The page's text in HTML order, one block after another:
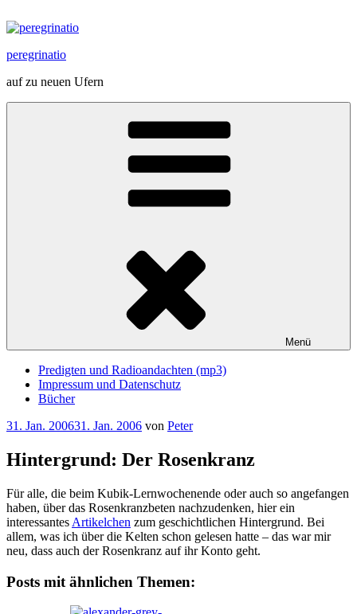
Inhalt
peregrinatio
auf zu neuen Ufern
Menü
Predigten und Radioandachten (mp3)
Impressum und Datenschutz
Bücher
Veröffentlicht
31. Jan. 200631. Jan. 2006 von Peter
Hintergrund: Der Rosenkranz
Für alle, die beim Kubik-Lernwochenende oder auch so angefangen
haben, über das Rosenkranzbeten nachzudenken, hier ein
interessantes Artikelchen zum geschichtlichen Hintergrund. Bei
allem, was ich über die Kelten schon gelesen hatte – das war mir
neu, dass auch der Rosenkranz auf ihr Konto geht.
Posts mit ähnlichen Themen: